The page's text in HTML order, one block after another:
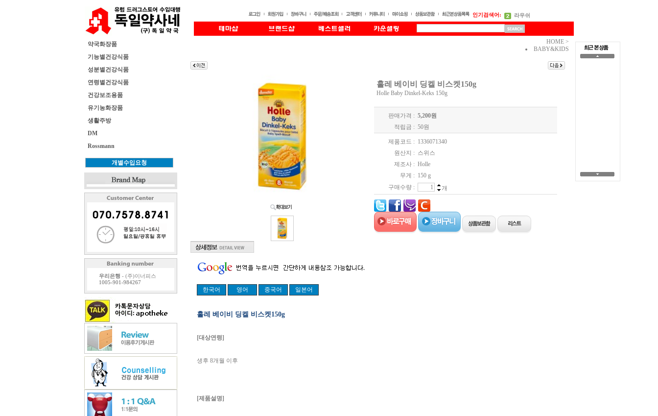
인기검색어:
오이보스
라우쉬
약국화장품
기능별건강식품
성분별건강식품
연령별건강식품
건강보조용품
유기농화장품
생활주방
DM
Rossmann
우리은행 - (주)이너피스
1005-901-984267
HOME >
BABY&KIDS
홀레 베이비 딩켈 비스켓150g
Holle Baby Dinkel-Keks 150g
판매가격 : 5,200원
적립금 : 50원
제품코드 : 1336071340
원산지 : 스위스
제조사 : Holle
무게 : 150 g
구매수량 :
개
홀레 베이비 딩켈 비스켓150g
[대상연령]
생후 8개월 이후
[제품설명]